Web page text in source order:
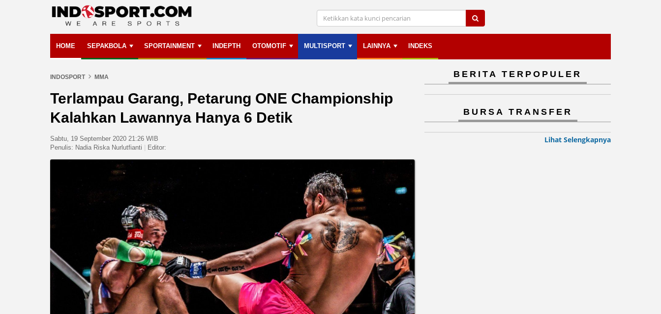
HOME SEPAKBOLA SPORTAINMENT INDEPTH OTOMOTIF MULTISPORT LAINNYA INDEKS
INDOSPORT MMA
Terlampau Garang, Petarung ONE Championship
Kalahkan Lawannya Hanya 6 Detik
Sabtu, 19 September 2020 21:26 WIB
Penulis: Nadia Riska Nurlutfianti Editor:
BERITA TERPOPULER
BURSA TRANSFER
Lihat Selengkapnya